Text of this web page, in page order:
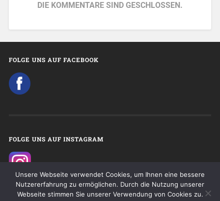
DIE KOMMENTARE SIND GESCHLOSSEN.
FOLGE UNS AUF FACEBOOK
FOLGE UNS AUF INSTAGRAM
Unsere Webseite verwendet Cookies, um Ihnen eine bessere
Nutzererfahrung zu ermöglichen. Durch die Nutzung unserer
Webseite stimmen Sie unserer Verwendung von Cookies zu.